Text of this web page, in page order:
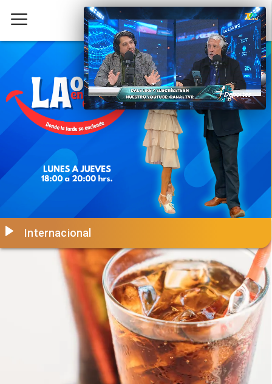
Internacional